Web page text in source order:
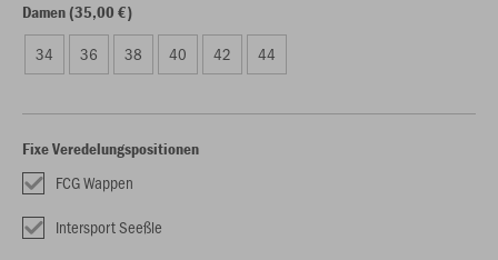
Damen (35,00 €)
34 36 38 40 42 44
Fixe Veredelungspositionen
FCG Wappen
Intersport Seeßle